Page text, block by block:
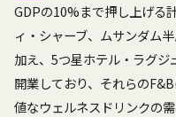
GDPの10%まで押し上げる
ィ・シャーブ、ムサンダム
加え、5つ星ホテル・ラグジ
開業しており、それらの
値なウェルネスドリンクの